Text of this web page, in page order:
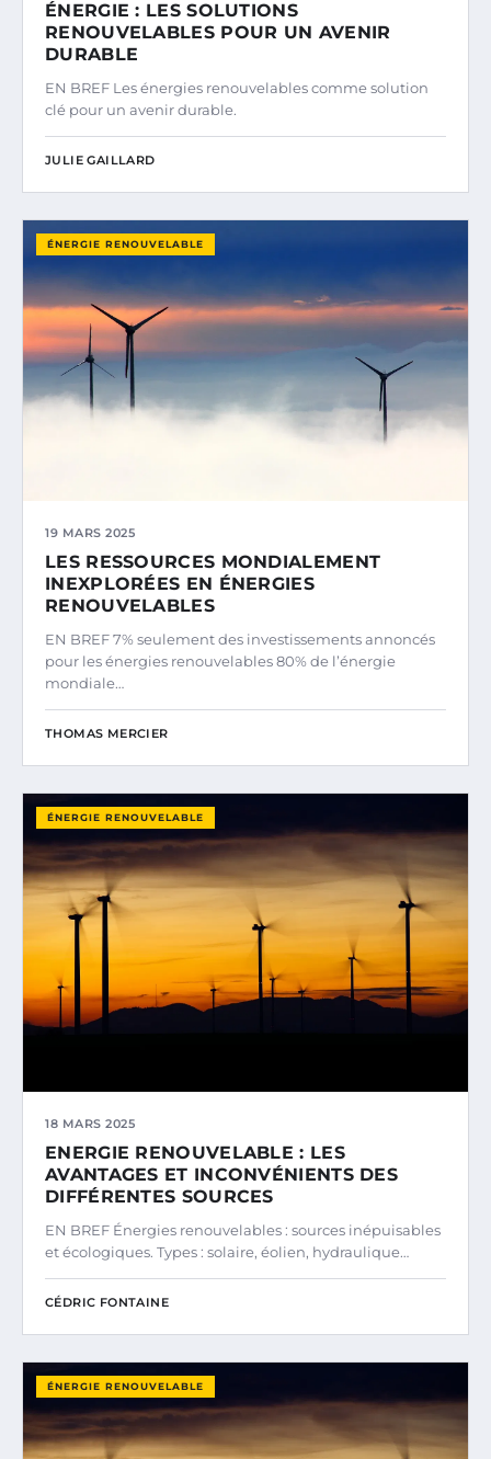
ÉNERGIE : LES SOLUTIONS
RENOUVELABLES POUR UN AVENIR
DURABLE
EN BREF Les énergies renouvelables comme solution
clé pour un avenir durable.
JULIE GAILLARD
ÉNERGIE RENOUVELABLE
19 MARS 2025
LES RESSOURCES MONDIALEMENT
INEXPLORÉES EN ÉNERGIES
RENOUVELABLES
EN BREF 7% seulement des investissements annoncés
pour les énergies renouvelables 80% de l’énergie
mondiale…
THOMAS MERCIER
ÉNERGIE RENOUVELABLE
18 MARS 2025
ENERGIE RENOUVELABLE : LES
AVANTAGES ET INCONVÉNIENTS DES
DIFFÉRENTES SOURCES
EN BREF Énergies renouvelables : sources inépuisables
et écologiques. Types : solaire, éolien, hydraulique…
CÉDRIC FONTAINE
ÉNERGIE RENOUVELABLE